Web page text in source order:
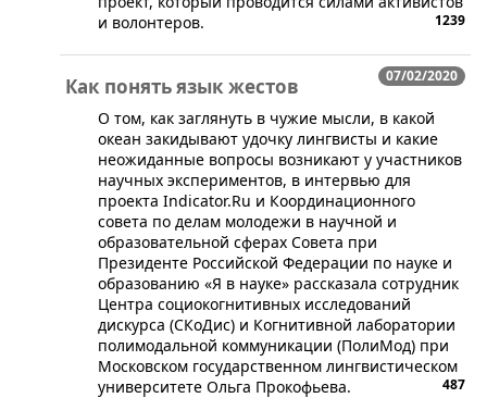
и волонтеров.
1239
07/02/2020
Как понять язык жестов
​О том, как заглянуть в чужие мысли, в какой
океан закидывают удочку лингвисты и какие
неожиданные вопросы возникают у участников
научных экспериментов, в интервью для
проекта Indicator.Ru и Координационного
совета по делам молодежи в научной и
образовательной сферах Совета при
Президенте Российской Федерации по науке и
образованию «Я в науке» рассказала сотрудник
Центра социокогнитивных исследований
дискурса (СКоДис) и Когнитивной лаборатории
полимодальной коммуникации (ПолиМод) при
Московском государственном лингвистическом
университете Ольга Прокофьева.
487